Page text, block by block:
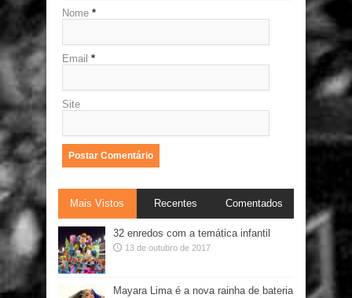
Nome *
Email *
Site
Mais Vistos Recentes Comentados
32 enredos com a temática infantil
13 de outubro de 2017
Mayara Lima é a nova rainha de bateria